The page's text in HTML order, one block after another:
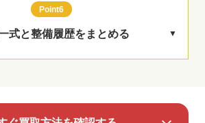
Point6
式と整備履歴をまとめる